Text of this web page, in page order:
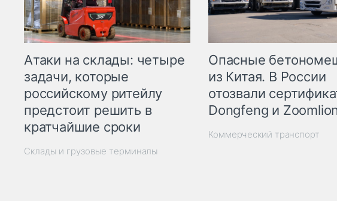
Атаки на склады: четыре
задачи, которые
российскому ритейлу
предстоит решить в
кратчайшие сроки
Склады и грузовые терминалы
Опасные
из Китая. В России
отозвали
Dongfeng и
Коммерческий транспорт